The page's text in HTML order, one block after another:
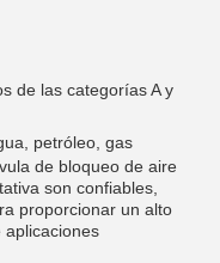
de las categorías A y
petróleo, gas
de bloqueo de aire
son confiables,
proporcionar un alto
aplicaciones